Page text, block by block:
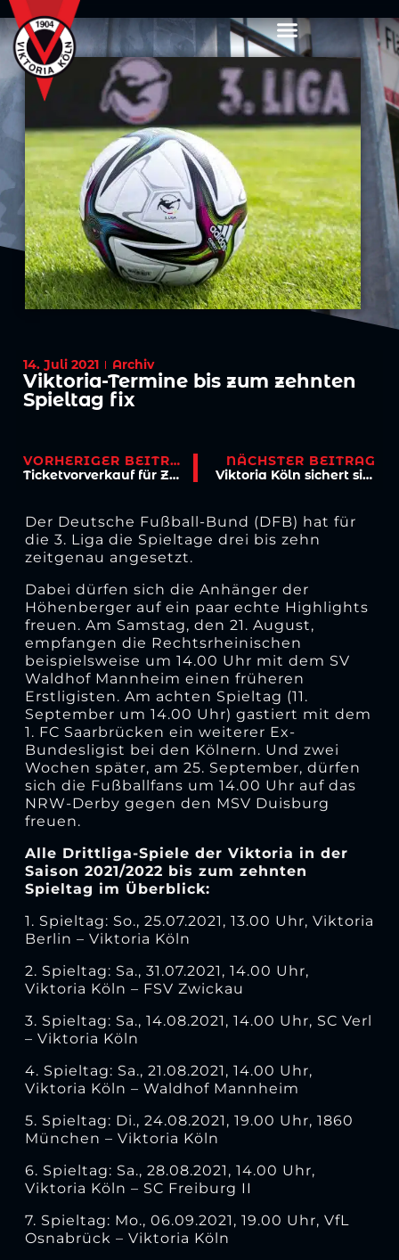
14. Juli 2021 Archiv
Viktoria-Termine bis zum zehnten
Spieltag fix
VORHERIGER BEITRAG
Ticketvorverkauf für Zwickau-Heimspiel läuft!
NÄCHSTER BEITRAG
Viktoria Köln sichert sich die Dienste von Moritz Nicolas
Der Deutsche Fußball-Bund (DFB) hat für
die 3. Liga die Spieltage drei bis zehn
zeitgenau angesetzt.
Dabei dürfen sich die Anhänger der
Höhenberger auf ein paar echte Highlights
freuen. Am Samstag, den 21. August,
empfangen die Rechtsrheinischen
beispielsweise um 14.00 Uhr mit dem SV
Waldhof Mannheim einen früheren
Erstligisten. Am achten Spieltag (11.
September um 14.00 Uhr) gastiert mit dem
1. FC Saarbrücken ein weiterer Ex-
Bundesligist bei den Kölnern. Und zwei
Wochen später, am 25. September, dürfen
sich die Fußballfans um 14.00 Uhr auf das
NRW-Derby gegen den MSV Duisburg
freuen.
Alle Drittliga-Spiele der Viktoria in der
Saison 2021/2022 bis zum zehnten
Spieltag im Überblick:
1. Spieltag: So., 25.07.2021, 13.00 Uhr, Viktoria
Berlin – Viktoria Köln
2. Spieltag: Sa., 31.07.2021, 14.00 Uhr,
Viktoria Köln – FSV Zwickau
3. Spieltag: Sa., 14.08.2021, 14.00 Uhr, SC Verl
– Viktoria Köln
4. Spieltag: Sa., 21.08.2021, 14.00 Uhr,
Viktoria Köln – Waldhof Mannheim
5. Spieltag: Di., 24.08.2021, 19.00 Uhr, 1860
München – Viktoria Köln
6. Spieltag: Sa., 28.08.2021, 14.00 Uhr,
Viktoria Köln – SC Freiburg II
7. Spieltag: Mo., 06.09.2021, 19.00 Uhr, VfL
Osnabrück – Viktoria Köln